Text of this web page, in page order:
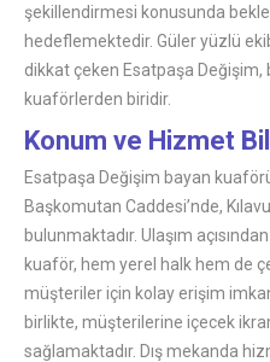
şekillendirmesi konusunda
hedeflemektedir. Güler yüzlü
dikkat çeken Esatpaşa Değişim,
kuaförlerden biridir.
Konum ve Hizmet
Esatpaşa Değişim bayan
Başkomutan Caddesi’nde,
bulunmaktadır. Ulaşım
kuaför, hem yerel halk hem de
müşteriler için kolay erişim
birlikte, müşterilerine içecek
sağlamaktadır. Dış mekanda